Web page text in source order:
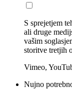
S sprejetjem
ali druge
vašim
storitve tretjih
Vimeo,
Nujno